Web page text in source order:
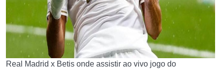
Real Madrid x Betis onde assistir ao vivo jogo do